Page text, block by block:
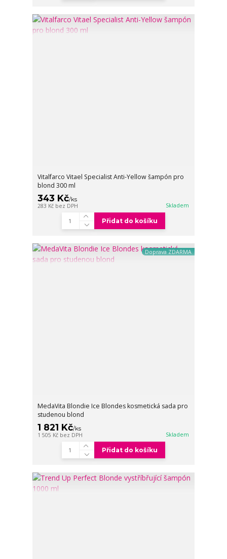
Vitalfarco Vitael Specialist Anti-Yellow šampón pro
blond 300 ml
343 Kč/ks
283 Kč bez DPH Skladem
Přidat do košíku
Doprava ZDARMA
MedaVita Blondie Ice Blondes kosmetická sada pro
studenou blond
1 821 Kč/ks
1 505 Kč bez DPH Skladem
Přidat do košíku